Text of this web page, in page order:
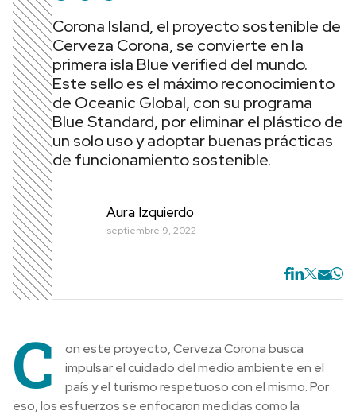
Corona Island, el proyecto sostenible de
Cerveza Corona, se convierte en la
primera isla Blue verified del mundo.
Este sello es el máximo reconocimiento
de Oceanic Global, con su programa
Blue Standard, por eliminar el plástico de
un solo uso y adoptar buenas prácticas
de funcionamiento sostenible.
Aura Izquierdo
septiembre 9, 2022
C
on este proyecto, Cerveza Corona busca
impulsar el cuidado del medio ambiente en el
país y el turismo respetuoso con el mismo. Por
eso, los esfuerzos se enfocaron medidas como la